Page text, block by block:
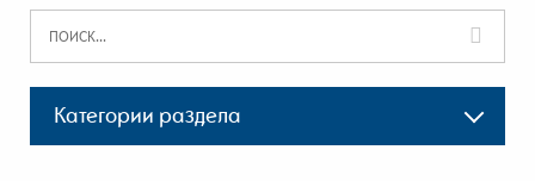
Категории раздела